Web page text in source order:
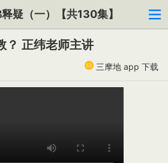
疑（一）【共130集】
？ 正纬老师主讲
三摩地 app 下载